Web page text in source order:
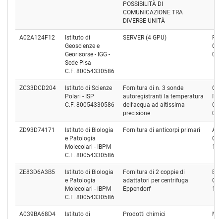
POSSIBILITÀ DI
COMUNICAZIONE TRA
DIVERSE UNITÀ
A02A124F12
Istituto di
Geoscienze e
Georisorse - IGG -
Sede Pisa
C.F. 80054330586
SERVER (4 GPU)
R1
ZC33DCD204
Istituto di Scienze
Polari - ISP
C.F. 80054330586
Fornitura di n. 3 sonde
autoregistranti la temperatura
dell’acqua ad altissima
precisione
ZD93D74171
Istituto di Biologia
e Patologia
Molecolari - IBPM
C.F. 80054330586
Fornitura di anticorpi primari
ZE83D6A3B5
Istituto di Biologia
e Patologia
Molecolari - IBPM
C.F. 80054330586
Fornitura di 2 coppie di
adattatori per centrifuga
Eppendorf
A039BA68D4 Istituto di Prodotti chimici